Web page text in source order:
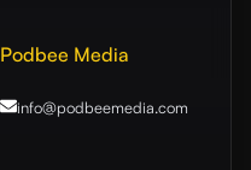
Podbee Media
info@podbeemedia.com